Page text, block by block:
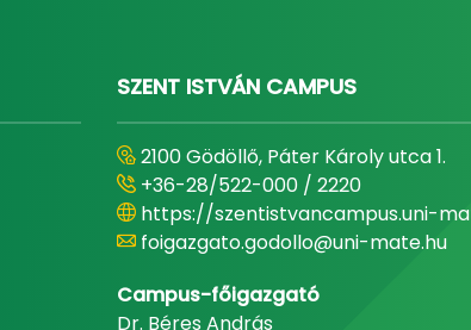
SZENT ISTVÁN CAMPUS
2100 Gödöllő, Páter Károly utca 1.
+36-28/522-000 / 2220
https://szentistvancampus.uni-
foigazgato.godollo@uni-mate.hu
Campus-főigazgató
Dr. Béres András